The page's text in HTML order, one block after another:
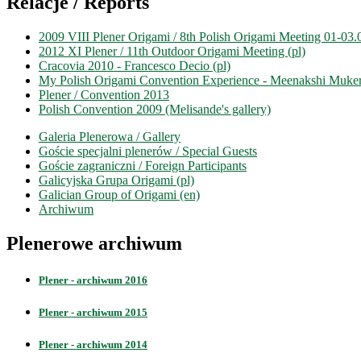
2009 VIII Plener Origami / 8th Polish Origami Meeting 01-
2012 XI Plener / 11th Outdoor Origami Meeting (pl)
Cracovia 2010 - Francesco Decio (pl)
My Polish Origami Convention Experience - Meenakshi
Plener / Convention 2013
Polish Convention 2009 (Melisande's gallery)
Galeria Plenerowa / Gallery
Goście specjalni plenerów / Special Guests
Goście zagraniczni / Foreign Participants
Galicyjska Grupa Origami (pl)
Galician Group of Origami (en)
Archiwum
Plenerowe archiwum
Plener - archiwum 2016
Plener - archiwum 2015
Plener - archiwum 2014